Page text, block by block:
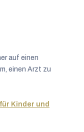
auf einen
einen Arzt zu
Kinder und